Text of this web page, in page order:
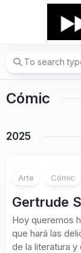
Cómic
2025
Arte Cómic
Gertrude
Hoy queremos
que hará las
de la literatura y